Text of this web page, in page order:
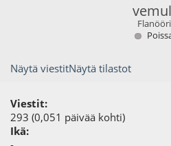
Flanööri
Näytä viestitNäytä tilastot
Viestit:
293 (0,051 päivää kohti)
Ikä: